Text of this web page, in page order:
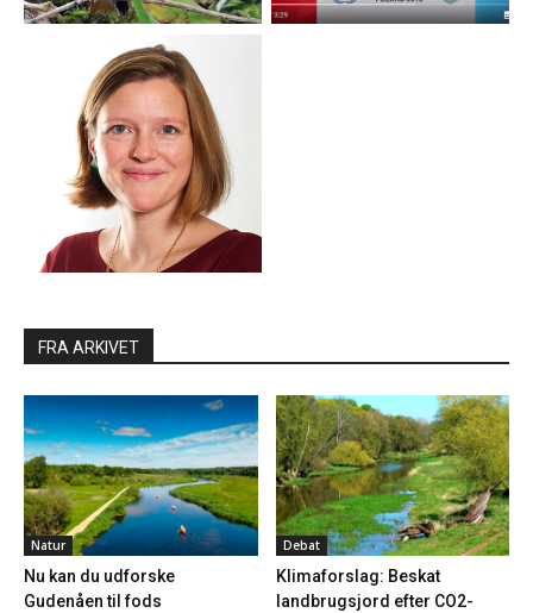
FRA ARKIVET
Natur
Nu kan du udforske
Gudenåen til fods
Debat
Klimaforslag: Beskat
landbrugsjord efter CO2-